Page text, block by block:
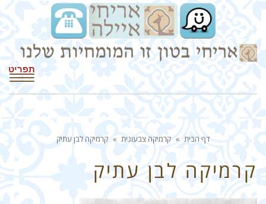
תפריט
דף הבית » קרמיקה צבעונית » קרמיקה לבן עתיק
קרמיקה לבן עתיק